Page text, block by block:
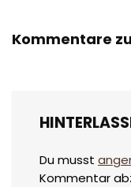
Kommentare
Du musst
Kommentar